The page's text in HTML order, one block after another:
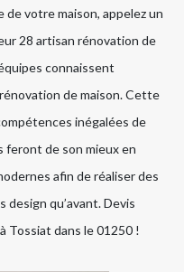
de votre maison, appelez un
28 artisan rénovation de
connaissent
de maison. Cette
inégalées de
feront de son mieux en
afin de réaliser des
qu’avant. Devis
Tossiat dans le 01250 !